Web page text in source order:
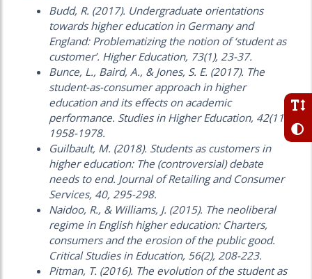
Budd, R. (2017). Undergraduate orientations
towards higher education in Germany and
England: Problematizing the notion of ‘student as
customer’. Higher Education, 73(1), 23-37.
Bunce, L., Baird, A., & Jones, S. E. (2017). The
student-as-consumer approach in higher
education and its effects on academic
performance. Studies in Higher Education, 42(11),
1958-1978.
Guilbault, M. (2018). Students as customers in
higher education: The (controversial) debate
needs to end. Journal of Retailing and Consumer
Services, 40, 295-298.
Naidoo, R., & Williams, J. (2015). The neoliberal
regime in English higher education: Charters,
consumers and the erosion of the public good.
Critical Studies in Education, 56(2), 208-223.
Pitman, T. (2016). The evolution of the student as